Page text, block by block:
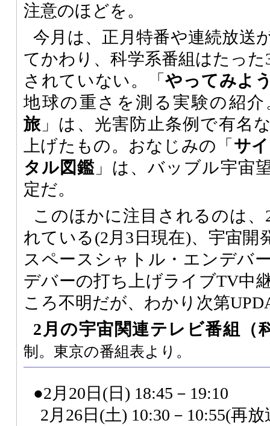
注意のほどを。
今月は、正月特番や連続放送
てかわり、科学系番組はたっ
されていない。「やってみよ
地球の重さを測る実験の紹介
旅 」は、光害防止条例で有名
上げたもの。おなじみの「 サ
タル図鑑 」は、バッブル宇宙
定だ。
このほかに注目されるのは、
れている(2月3日現在)、宇宙開
スペースシャトル・エンデバ
デバーの打ち上げライブTV中
ころ不明だが、わかり次第
2月の宇宙関連テレビ番組
（
制。東京の番組表より。
●2月20日(日) 18:45－19:10
2月26日(土) 10:30－10:55(再放